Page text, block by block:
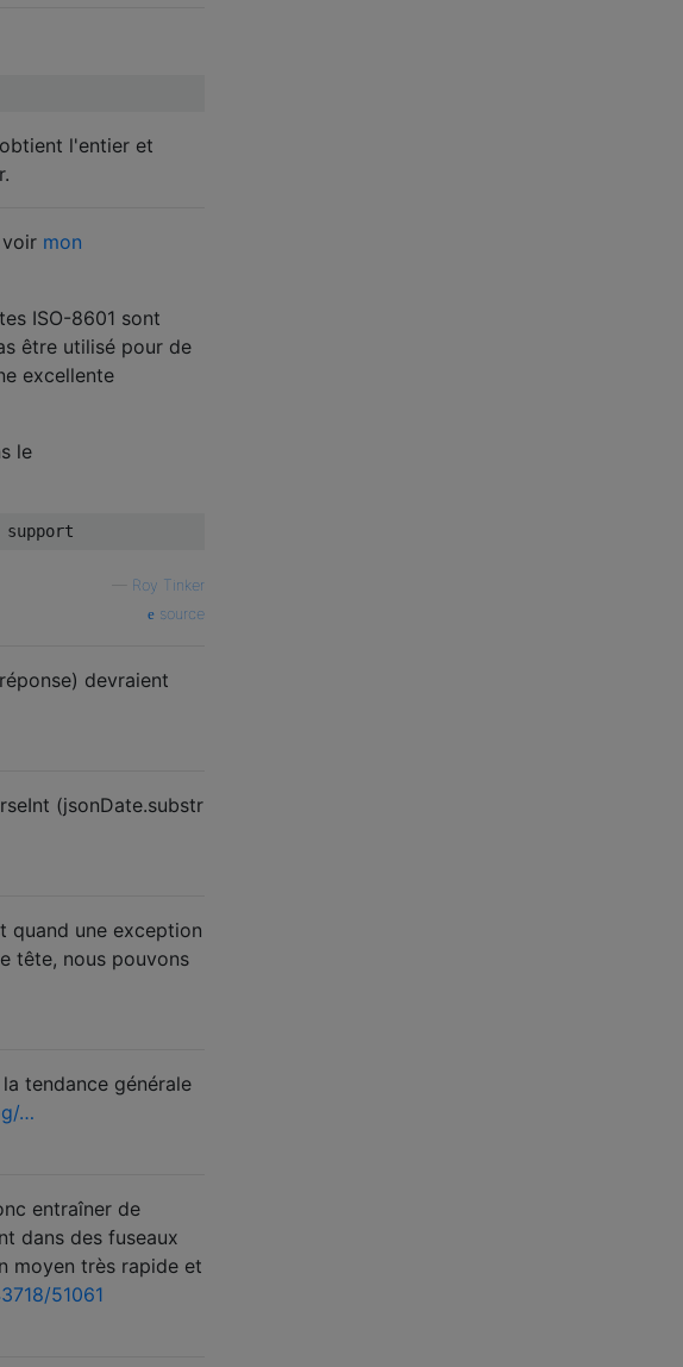
l'entier et
mon
ISO-8601 sont
être utilisé pour de
excellente
le
Roy Tinker
source
devraient
(jsonDate.substr
quand une exception
tête, nous pouvons
tendance générale
…
entraîner de
dans des fuseaux
moyen très rapide et
51061